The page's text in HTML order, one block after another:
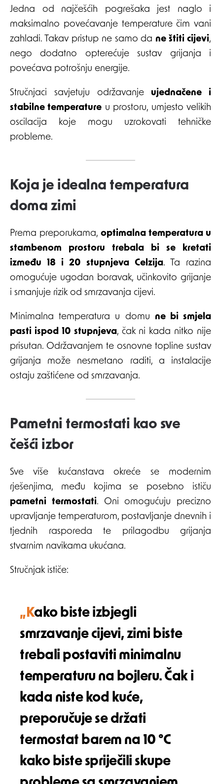
Jedna od najčešćih pogrešaka jest naglo i
maksimalno povećavanje temperature čim vani
zahladi. Takav pristup ne samo da ne štiti cijevi,
nego dodatno opterećuje sustav grijanja i
povećava potrošnju energije.
Stručnjaci savjetuju održavanje ujednačene i
stabilne temperature u prostoru, umjesto velikih
oscilacija koje mogu uzrokovati tehničke
probleme.
Koja je idealna temperatura
doma zimi
Prema preporukama, optimalna temperatura u
stambenom prostoru trebala bi se kretati
između 18 i 20 stupnjeva Celzija. Ta razina
omogućuje ugodan boravak, učinkovito grijanje
i smanjuje rizik od smrzavanja cijevi.
Minimalna temperatura u domu ne bi smjela
pasti ispod 10 stupnjeva, čak ni kada nitko nije
prisutan. Održavanjem te osnovne topline sustav
grijanja može nesmetano raditi, a instalacije
ostaju zaštićene od smrzavanja.
Pametni termostati kao sve
češći izbor
Sve više kućanstava okreće se modernim
rješenjima, među kojima se posebno ističu
pametni termostati. Oni omogućuju precizno
upravljanje temperaturom, postavljanje dnevnih i
tjednih rasporeda te prilagodbu grijanja
stvarnim navikama ukućana.
Stručnjak ističe:
„Kako biste izbjegli
smrzavanje cijevi, zimi biste
trebali postaviti minimalnu
temperaturu na bojleru. Čak i
kada niste kod kuće,
preporučuje se držati
termostat barem na 10 °C
kako biste spriječili skupe